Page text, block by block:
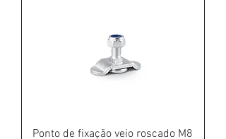
Ponto de fixação veio roscado M8